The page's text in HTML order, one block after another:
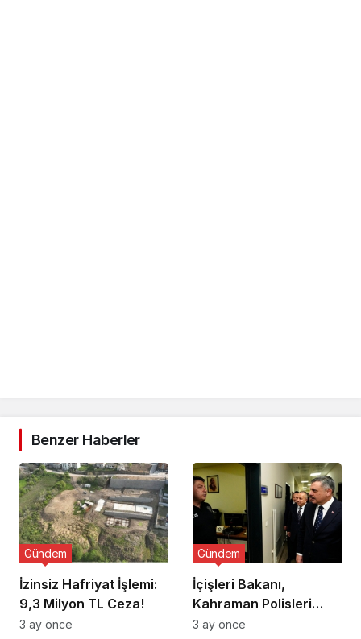
Benzer Haberler
İzinsiz Hafriyat İşlemi:
9,3 Milyon TL Ceza!
Gündem
3 ay önce
İçişleri Bakanı,
Kahraman Polisleri
Ziyaret Etti
Gündem
3 ay önce